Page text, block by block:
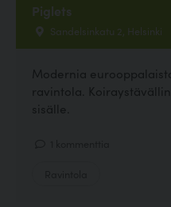
Piglets
Sandelsinkatu 2, Helsinki
Modernia
ravintola.
sisälle.